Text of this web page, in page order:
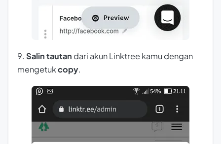
9. Salin tautan dari akun Linktree kamu dengan
mengetukcopy.